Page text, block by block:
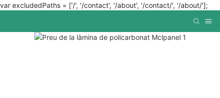
var excludedPaths = ['/', '/contact', '/about', '/contact/', '/about/'];